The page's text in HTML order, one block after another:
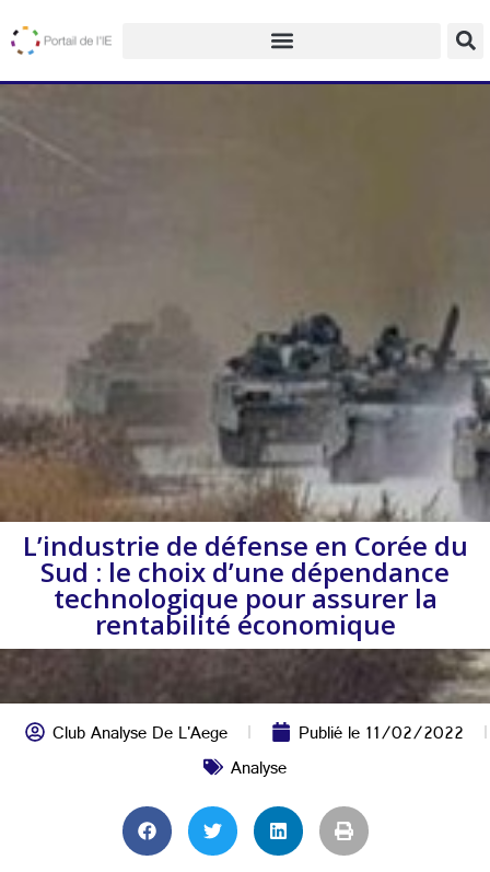
L’industrie de défense en Corée du
Sud : le choix d’une dépendance
technologique pour assurer la
rentabilité économique
Club Analyse De L'Aege Publié le11/02/2022
Analyse